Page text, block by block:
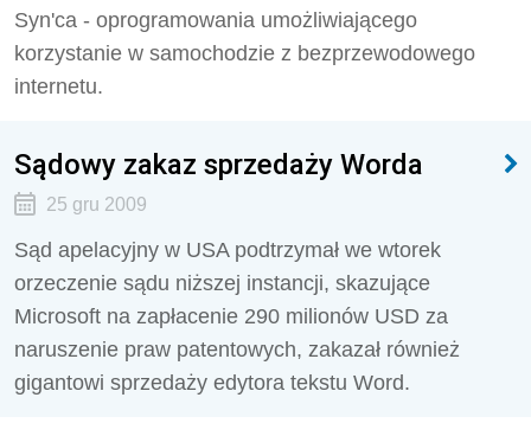
Syn'ca - oprogramowania umożliwiającego
korzystanie w samochodzie z bezprzewodowego
internetu.
Sądowy zakaz sprzedaży Worda
25 gru 2009
Sąd apelacyjny w USA podtrzymał we wtorek
orzeczenie sądu niższej instancji, skazujące
Microsoft na zapłacenie 290 milionów USD za
naruszenie praw patentowych, zakazał również
gigantowi sprzedaży edytora tekstu Word.